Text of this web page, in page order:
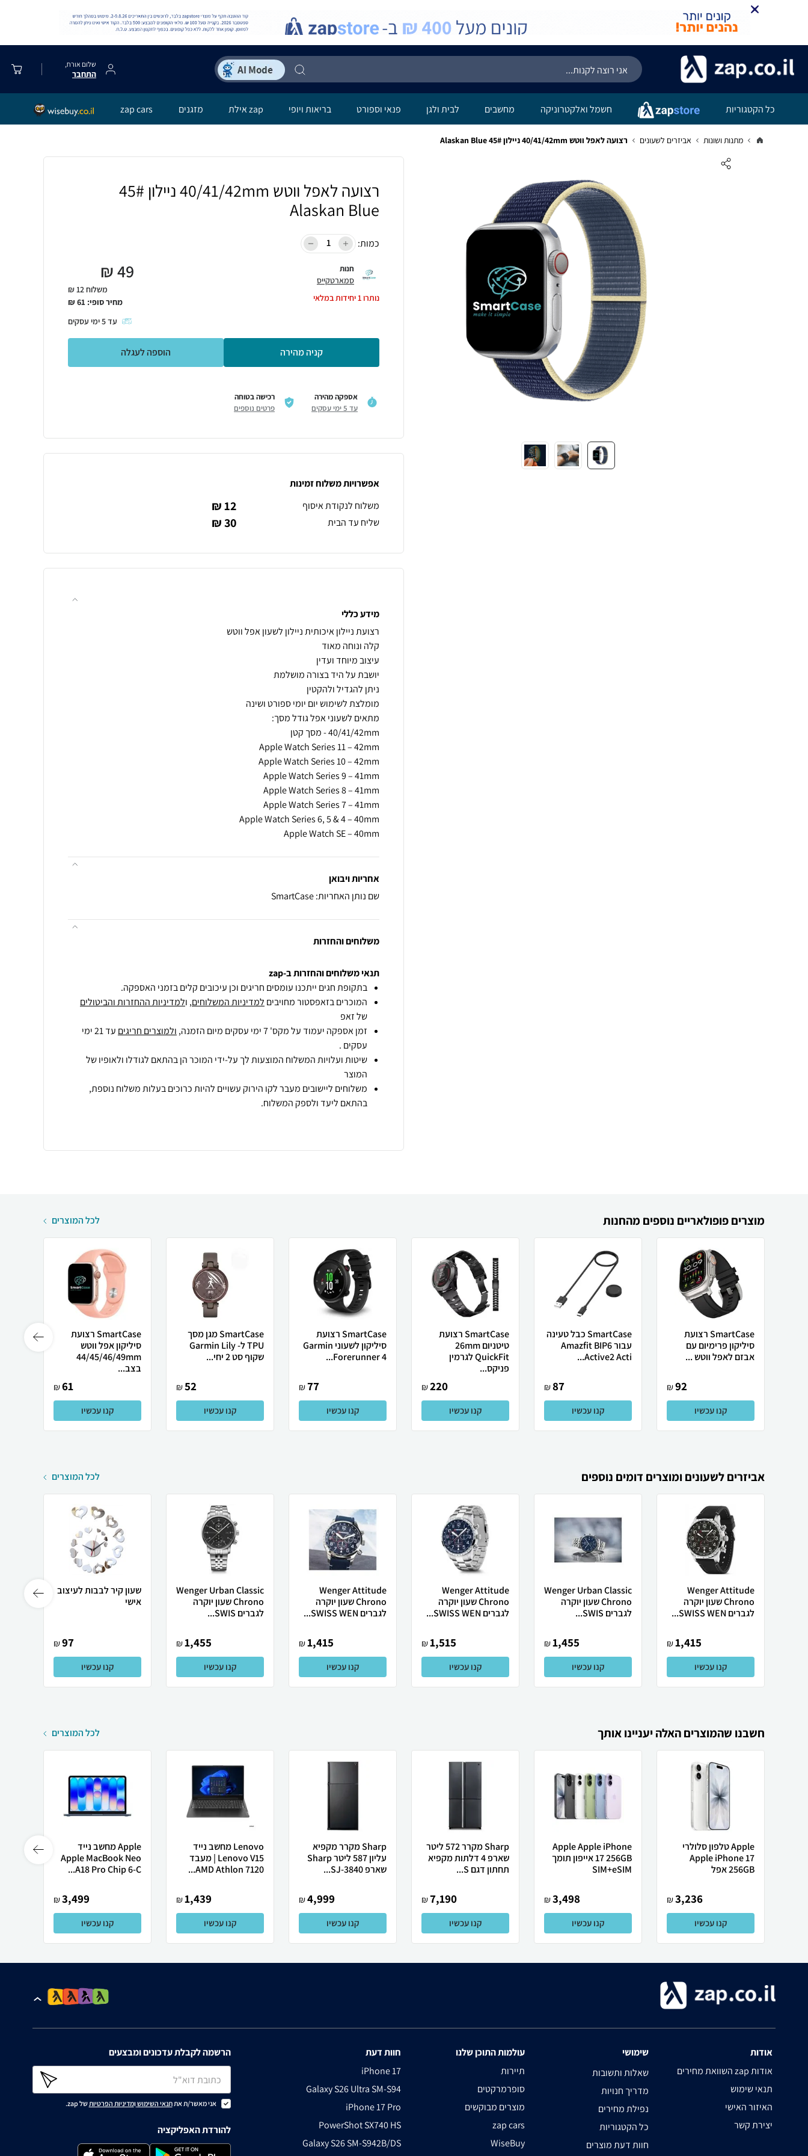
שלום אורח,
התחבר
כל הקטגוריות חשמל ואלקטרוניקה מחשבים לבית ולגן פנאי וספורט בריאות ויופי zap אילת מזגנים zap cars
מתנות ושונות אביזרים לשעונים רצועה לאפל ווטש 40/41/42mm ניילון 45# Alaskan Blue
רצועה לאפל ווטש 40/41/42mm ניילון 45#
Alaskan Blue
כמות:
חנות
סמארטקייס
נותרו1יחידות במלאי
49
₪
משלוח 12 ₪
מחיר סופי: 61
₪
עד5ימי עסקים
קניה מהירה הוספה לעגלה
אספקה מהירה
עד 5 ימי עסקים
רכישה בטוחה
פרטים נוספים
אפשרויות משלוח זמינות
משלוח לנקודת איסוף
12 ₪
שליח עד הבית 30 ₪
מידע כללי
Apple Watch SE – 40mm
אחריות ויבואן
שם נותן האחריות: SmartCase
משלוחים והחזרות
תנאי משלוחים והחזרות ב-zap
בתקופת חגים ייתכנו עומסים חריגים וכן עיכובים קלים בזמני האספקה.
המוכרים בזאפסטור מחויבים למדיניות המשלוחים, ולמדיניות ההחזרות והביטולים
של זאפ
זמן אספקה יעמוד על מקס' 7 ימי עסקים מיום הזמנה,
ולמוצרים חריגים
עד 21 ימי
עסקים .
שיטות ועלויות המשלוח המוצעות לך על-ידי המוכר הן בהתאם לגודלו ולאופיו של
המוצר
משלוחים ליישובים מעבר לקו הירוק עשויים להיות כרוכים בעלות משלוח נוספת,
בהתאם ליעד ולספק המשלוח.
מוצרים פופולאריים נוספים מהחנות לכל המוצרים
SmartCase רצועת
סיליקון פרימיום עם
אבזם לאפל ווטש ...
92
₪
קנו עכשיו
SmartCase כבל טעינה
עבור Amazfit BIP6
Active2 Acti...
87
₪
קנו עכשיו
SmartCase רצועת
טיטניום 26mm
QuickFit לגרמין
פניקס...
220
₪
קנו עכשיו
SmartCase רצועת
סיליקון לשעוני Garmin
Forerunner 4...
77
₪
קנו עכשיו
SmartCase מגן מסך
TPU ל- Garmin Lily
שקוף סט 2 יחי...
52
₪
קנו עכשיו
SmartCase רצועת
סיליקון אפל ווטש
44/45/46/49mm
בצב...
61
₪
קנו עכשיו
אביזרים לשעונים ומוצרים דומים נוספים לכל המוצרים
Wenger Attitude
Chrono שעון יוקרה
לגברים SWISS WEN...
1,415
₪
קנו עכשיו
Wenger Urban Classic
Chrono שעון יוקרה
לגברים SWIS...
1,455
₪
קנו עכשיו
Wenger Attitude
Chrono שעון יוקרה
לגברים SWISS WEN...
1,515
₪
קנו עכשיו
Wenger Attitude
Chrono שעון יוקרה
לגברים SWISS WEN...
1,415
₪
קנו עכשיו
Wenger Urban Classic
Chrono שעון יוקרה
לגברים SWIS...
1,455
₪
קנו עכשיו
שעון קיר לבבות לעיצוב
אישי
97
₪
קנו עכשיו
חשבנו שהמוצרים האלה יעניינו אותך לכל המוצרים
Apple טלפון סלולרי
Apple iPhone 17
256GB אפל
3,236
₪
קנו עכשיו
Apple Apple iPhone
17 256GB אייפון תומך
SIM+eSIM
3,498
₪
קנו עכשיו
Sharp מקרר 572 ליטר
שארפ 4 דלתות מקפיא
תחתון דגם S...
7,190
₪
קנו עכשיו
Sharp מקרר מקפיא
עליון 587 ליטר Sharp
שארפ SJ-3840...
4,999
₪
קנו עכשיו
Lenovo מחשב נייד
Lenovo V15 | מעבד
AMD Athlon 7120...
1,439
₪
קנו עכשיו
Apple מחשב נייד
Apple MacBook Neo
A18 Pro Chip 6-C...
3,499
₪
קנו עכשיו
אודות
השוואת מחירים zap אודות
תנאי שימוש
האיזור האישי
יצירת קשר
שימושי
שאלות ותשובות
מדריך חנויות
נפילת מחירים
כל הקטגוריות
חוות דעת מוצרים
עולמות התוכן שלנו
תיירות
סופרמרקטים
מוצרים מבוקשים
zap cars
WiseBuy
חוות דעת
iPhone 17
Galaxy S26 Ultra SM-S94
iPhone 17 Pro
PowerShot SX740 HS
Galaxy S26 SM-S942B/DS
הרשמה לקבלת עדכונים ומבצעים
אני מאשר/ת אתתנאי השימושומדיניות הפרטיותשל zap.
להורדת האפליקציה